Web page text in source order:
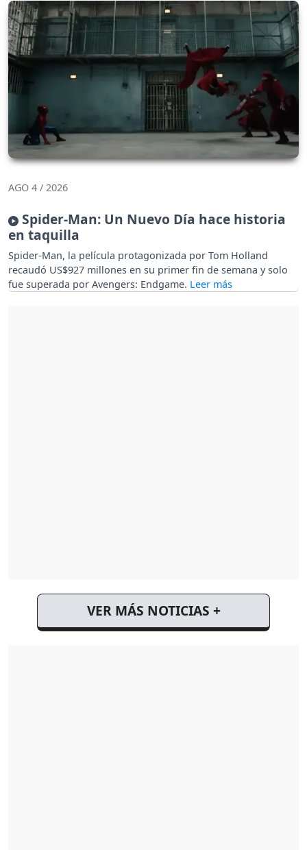
AGO 4 / 2026
Spider-Man: Un Nuevo Día hace historia
en taquilla
Spider-Man, la película protagonizada por Tom Holland
recaudó US$927 millones en su primer fin de semana y solo
fue superada por Avengers: Endgame.
VER MÁS NOTICIAS +